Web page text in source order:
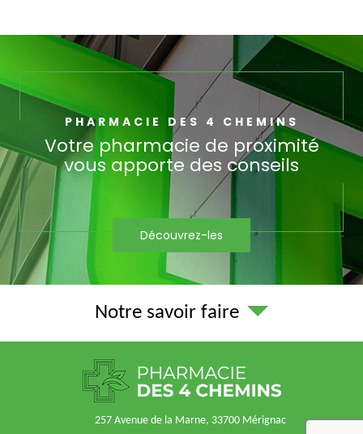
PHARMACIE DES 4 CHEMINS
Votre pharmacie de proximité
vous apporte des conseils
Découvrez-les
Notre savoir faire
257 Avenue de la Marne, 33700 Mérignac